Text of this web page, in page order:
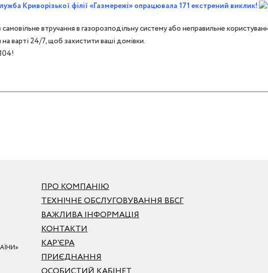
Криворізької філії «Газмережі» опрацювала 171 екстрений виклик!
втручання в газорозподільну систему або неправильне
варті 24/7, щоб захистити ваші домівки.
ПРО КОМПАНІЮ
ТЕХНІЧНЕ ОБСЛУГОВУВАННЯ ВБСГ
ВАЖЛИВА ІНФОРМАЦІЯ
КОНТАКТИ
КАР’ЄРА
ПРИЄДНАННЯ